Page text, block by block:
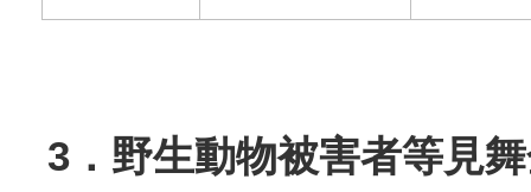
3．野生動物被害者等見